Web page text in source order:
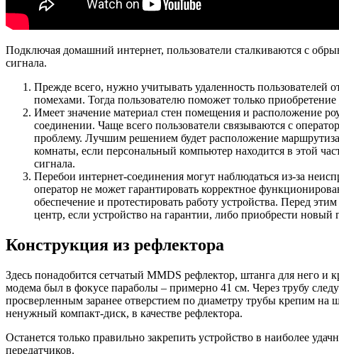
Подключая домашний интернет, пользователи сталкиваются с
сигнала.
Прежде всего, нужно учитывать удаленность пользователей
помехами. Тогда пользователю поможет только приобретение
Имеет значение материал стен помещения и расположение
соединении. Чаще всего пользователи связываются с
проблему. Лучшим решением будет расположение
комнаты, если персональный компьютер находится в этой
сигнала.
Перебои интернет-соединения могут наблюдаться из-за
оператор не может гарантировать корректное
обеспечение и протестировать работу устройства. Перед
центр, если устройство на гарантии, либо приобрести новый
Конструкция из рефлектора
Здесь понадобится сетчатый MMDS рефлектор, штанга для него
модема был в фокусе параболы – примерно 41 см. Через трубу
просверленным заранее отверстием по диаметру трубы крепим
ненужный компакт-диск, в качестве рефлектора.
Останется только правильно закрепить устройство в наиболее
передатчиков.